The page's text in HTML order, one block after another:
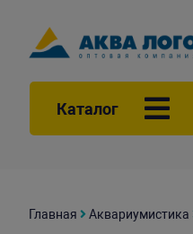
Каталог
Главная Аквариумистика